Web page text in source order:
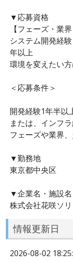
▼応募資格
【フェーズ・業
システム開発経
年以上
環境を変えたい
＜応募条件＞
開発経験1年半以
または、インフ
フェーズや業界
▼勤務地
東京都中央区
▼企業名・施設名
株式会社花咲ソ
情報更新日
2026-08-02